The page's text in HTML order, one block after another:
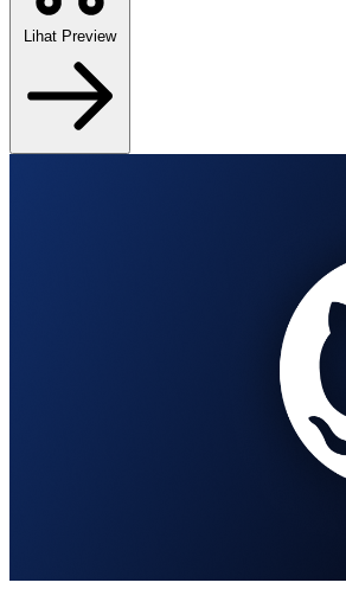
Lihat Preview